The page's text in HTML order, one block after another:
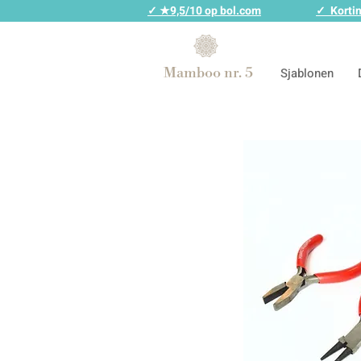
✓ ★9,5/10 op bol.com ✓
Mamboo nr. 5 Sjablonen